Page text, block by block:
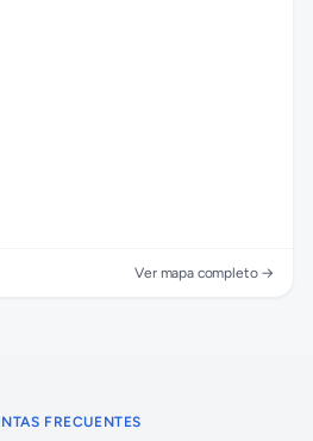
Ver mapa completo →
FRECUENTES